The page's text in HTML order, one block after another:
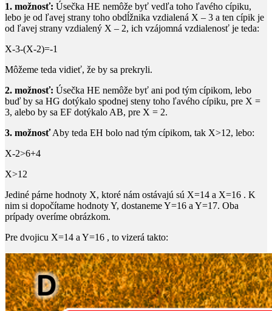
1. možnosť: Úsečka HE nemôže byť vedľa toho ľavého cípiku,
lebo je od ľavej strany toho obdĺžnika vzdialená X – 3 a ten cípik je
od ľavej strany vzdialený X – 2, ich vzájomná vzdialenosť je teda:
X-3-(X-2)=-1
Môžeme teda vidieť, že by sa prekryli.
2. možnosť: Úsečka HE nemôže byť ani pod tým cípikom, lebo
buď by sa HG dotýkalo spodnej steny toho ľavého cípiku, pre X =
3, alebo by sa EF dotýkalo AB, pre X = 2.
3. možnosťAby teda EH bolo nad tým cípikom, tak X>12, lebo:
X-2>6+4
X>12
Jediné párne hodnoty X, ktoré nám ostávajú sú X=14 a X=16 . K
nim si dopočítame hodnotyY, dostanemeY=16 a Y=17. Oba
prípady overíme obrázkom.
Pre dvojicu X=14 a Y=16 , to vizerá takto: